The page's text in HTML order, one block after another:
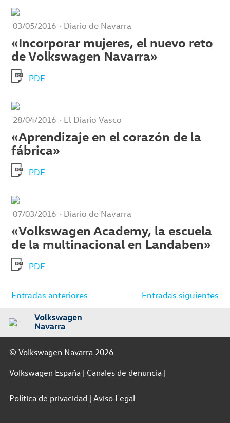
03/05/2016 · Diario de Navarra
«Incorporar mujeres, el nuevo reto
de Volkswagen Navarra»
PDF
28/04/2016 · El Diario Vasco
«Aprendizaje en el corazón de la
fábrica»
PDF
07/03/2016 · Diario de Navarra
«Volkswagen Academy, la escuela
de la multinacional en Landaben»
PDF
Navegación
entradas
Entradas anteriores Entradas siguientes
© Volkswagen Navarra 2026
Volkswagen España
Canales de denuncia
Política de privacidad Aviso Legal